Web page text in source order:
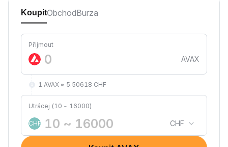
KoupitObchodBurza
Přijmout
AVAX
1 AVAX ≈ 5.50618 CHF
Utrácej (10 ~ 16000)
CHF CHF